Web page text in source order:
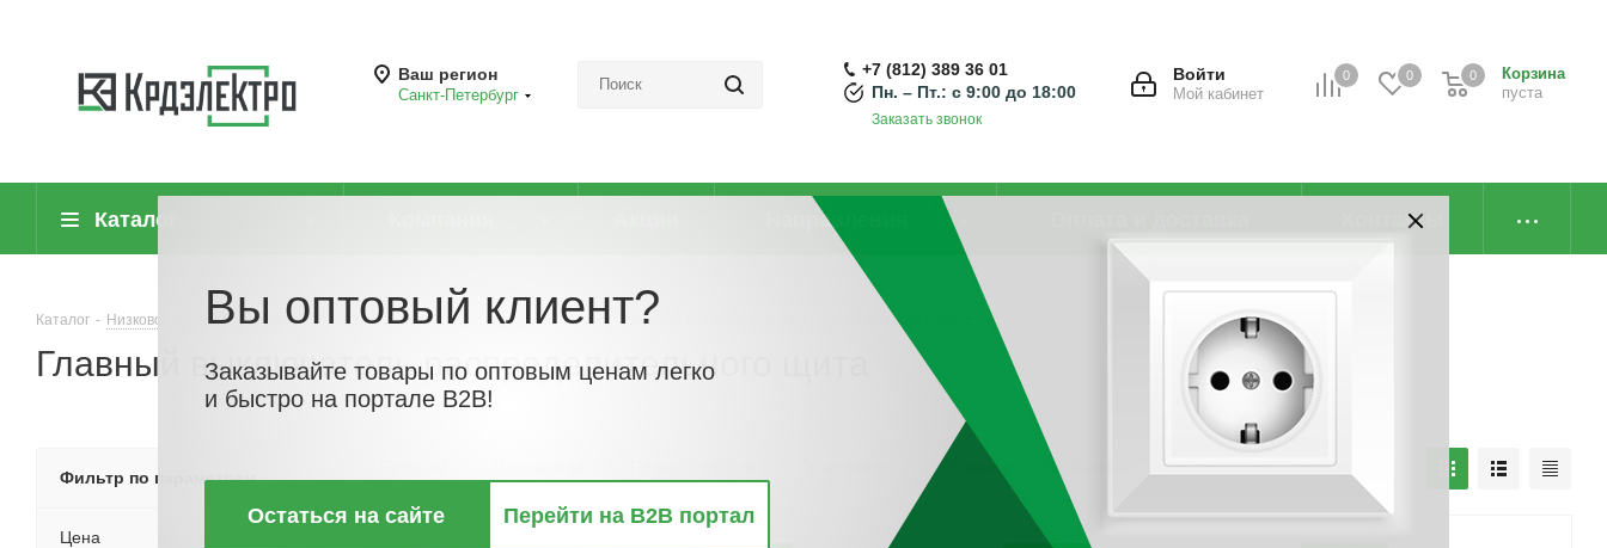
Ваш регион
Санкт-Петербург
0 0
Корзина
пуста
0
Войти
Мой кабинет
+7 (812) 389 36 01
Пн. – Пт.: с 9:00 до 18:00
Заказать звонок
Каталог Направления Контакты
Каталог - Низковольтное оборудование - Выключатели нагрузки (рубильники) Главный выключатель распределительного щита
Главный выключатель распределительного щита
По цене По наличию
Фильтр по параметрам
Цена
Вы оптовый клиент?
Заказывайте товары по оптовым ценам легко
и быстро на портале B2B!
Остаться на сайте Перейти на B2B портал